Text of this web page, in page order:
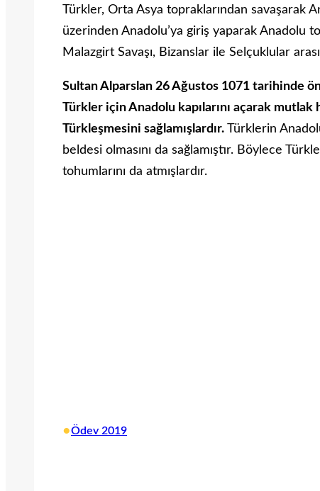
Türkler, Orta Asya topraklarından savaşarak
üzerinden Anadolu’ya giriş yaparak Anadolu
Malazgirt Savaşı, Bizanslar ile Selçuklular
Sultan Alparslan 26 Ağustos 1071 tarihinde
Türkler için Anadolu kapılarını açarak mutlak
Türkleşmesini sağlamışlardır. Türklerin
beldesi olmasını da sağlamıştır. Böylece
tohumlarını da atmışlardır.
•Ödev 2019